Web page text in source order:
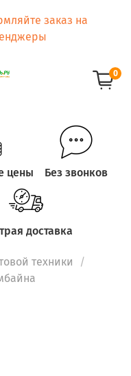
заказ на
0
цены Без звонков
доставка
техники